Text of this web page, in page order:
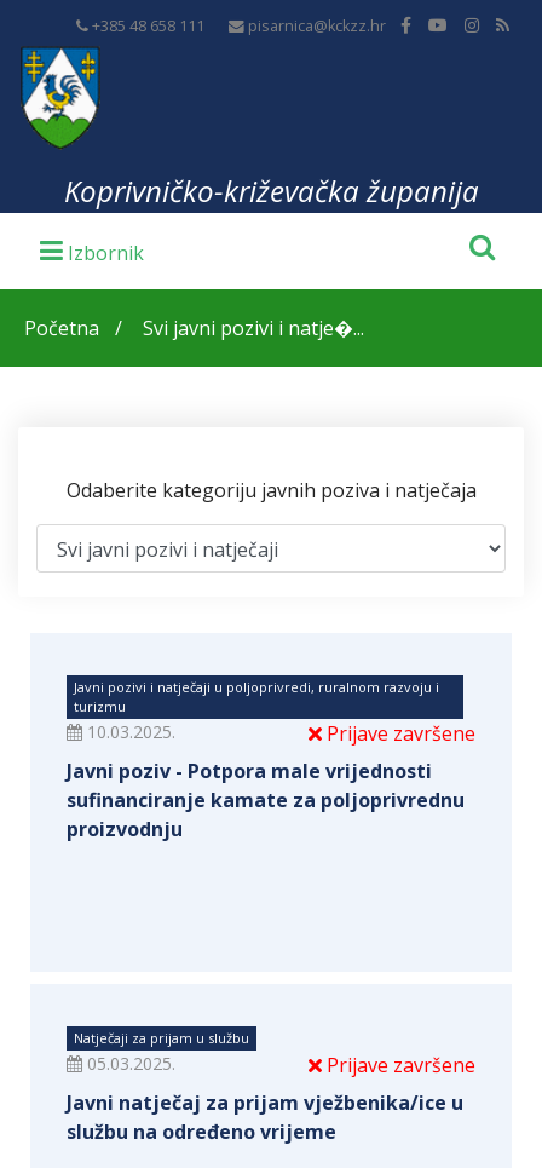
+385 48 658 111 pisarnica@kckzz.hr
Koprivničko-križevačka županija
Početna Svi javni pozivi i natje�...
Odaberite kategoriju javnih poziva i natječaja
Javni pozivi i natječaji u poljoprivredi, ruralnom razvoju i
turizmu
Prijave završene
10.03.2025.
Javni poziv - Potpora male vrijednosti
sufinanciranje kamate za poljoprivrednu
proizvodnju
Natječaji za prijam u službu
Prijave završene
05.03.2025.
Javni natječaj za prijam vježbenika/ice u
službu na određeno vrijeme